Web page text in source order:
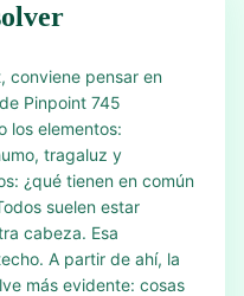
conviene pensar en
Pinpoint 745
los elementos:
tragaluz y
¿qué tienen en común
suelen estar
cabeza. Esa
A partir de ahí, la
más evidente: cosas